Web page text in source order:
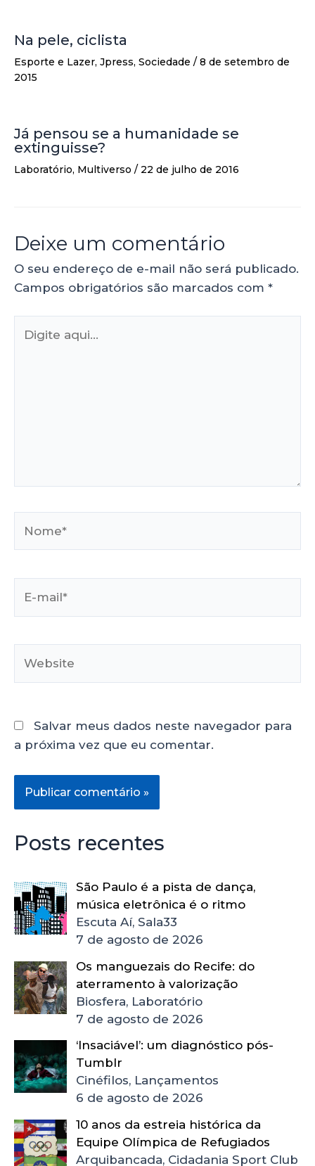
Na pele, ciclista
Esporte e Lazer, Jpress, Sociedade / 8 de setembro de
2015
Já pensou se a humanidade se
extinguisse?
Laboratório, Multiverso / 22 de julho de 2016
Deixe um comentário
O seu endereço de e-mail não será publicado.
Campos obrigatórios são marcados com *
Salvar meus dados neste navegador para
a próxima vez que eu comentar.
Posts recentes
São Paulo é a pista de dança,
música eletrônica é o ritmo
Escuta Aí, Sala33
7 de agosto de 2026
Os manguezais do Recife: do
aterramento à valorização
Biosfera, Laboratório
7 de agosto de 2026
‘Insaciável’: um diagnóstico pós-
Tumblr
Cinéfilos, Lançamentos
6 de agosto de 2026
10 anos da estreia histórica da
Equipe Olímpica de Refugiados
Arquibancada, Cidadania Sport Club